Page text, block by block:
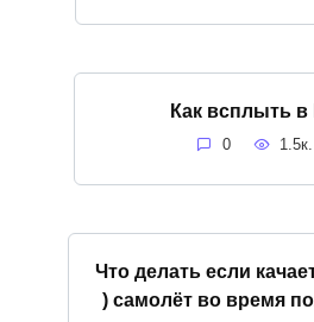
Как всплыть в
0 1.5к.
Что делать если
) самолёт во время